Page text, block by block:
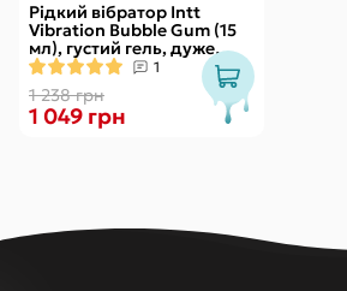
Рідкий вібратор Intt
Vibration Bubble Gum (15
мл), густий гель, дуже
смачний, діє до 30 хвилин
1
1 238 грн
1 049 грн